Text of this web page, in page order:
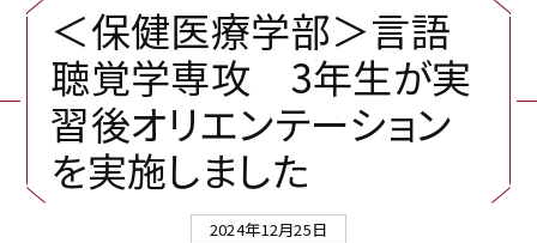
＜保健医療学部＞言語
聴覚学専攻 3年生が実
習後オリエンテーション
を実施しました
2024年12月25日